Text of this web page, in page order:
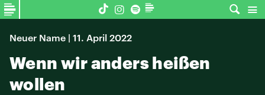
Neuer Name | 11. April 2022
Wenn wir anders heißen
wollen